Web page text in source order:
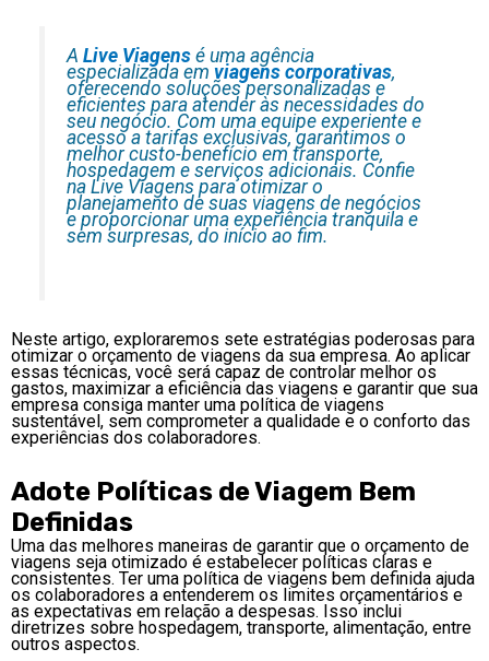
ALive Viagens é uma agência
especializada emviagens corporativas,
oferecendo soluções personalizadas e
eficientes para atender às necessidades do
seu negócio. Com uma equipe experiente e
acesso a tarifas exclusivas, garantimos o
melhor custo-benefício em transporte,
hospedagem e serviços adicionais. Confie
na Live Viagens para otimizar o
planejamento de suas viagens de negócios
e proporcionar uma experiência tranquila e
sem surpresas, do início ao fim.
Neste artigo, exploraremos sete estratégias poderosas para
otimizar o orçamento de viagens da sua empresa. Ao aplicar
essas técnicas, você será capaz de controlar melhor os
gastos, maximizar a eficiência das viagens e garantir que sua
empresa consiga manter uma política de viagens
sustentável, sem comprometer a qualidade e o conforto das
experiências dos colaboradores.
Adote Políticas de Viagem Bem
Definidas
Uma das melhores maneiras de garantir que o orçamento de
viagens seja otimizado é estabelecer políticas claras e
consistentes. Ter uma política de viagens bem definida ajuda
os colaboradores a entenderem os limites orçamentários e
as expectativas em relação a despesas. Isso inclui
diretrizes sobre hospedagem, transporte, alimentação, entre
outros aspectos.